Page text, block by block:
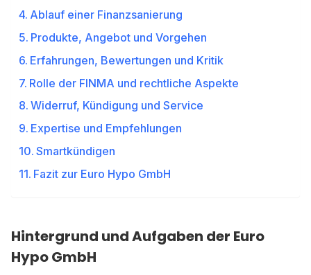
Ablauf einer Finanzsanierung
Produkte, Angebot und Vorgehen
Erfahrungen, Bewertungen und Kritik
Rolle der FINMA und rechtliche Aspekte
Widerruf, Kündigung und Service
Expertise und Empfehlungen
Smartkündigen
Fazit zur Euro Hypo GmbH
Hintergrund und Aufgaben der Euro
Hypo GmbH